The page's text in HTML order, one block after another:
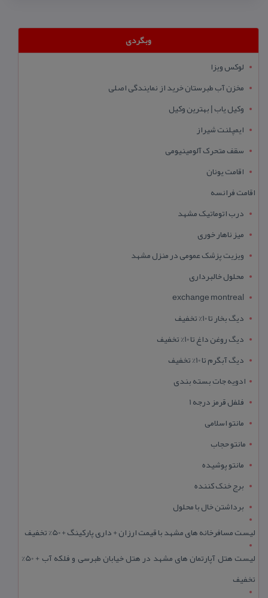
وبگردی
لوکس ویزا
مخزن آب طبرستان خرید از نمایندگی اصلی
وکیل یاب | بهترین وکیل
ایمپلنت شیراز
سقف متحرک آلومینیومی
اقامت یونان
اقامت فرانسه
درب اتوماتیک مشهد
میز ناهار خوری
ویزیت پزشک عمومی در منزل مشهد
محلول خالبرداری
exchange montreal
دیگ بخار تا 10% تخفیف
دیگ روغن داغ تا 10% تخفیف
دیگ آبگرم تا 10% تخفیف
ادویه جات بسته بندی
فلفل قرمز درجه 1
مانتو اسلامی
مانتو حجاب
مانتو پوشیده
برج خنک کننده
برداشتن خال با محلول
لیست مسافرخانه های مشهد با قیمت ارزان + داری پارکینگ + 50% تخفیف
لیست هتل آپارتمان های مشهد در هتل خیابان طبرسی و فلکه آب + 50%
تخفیف